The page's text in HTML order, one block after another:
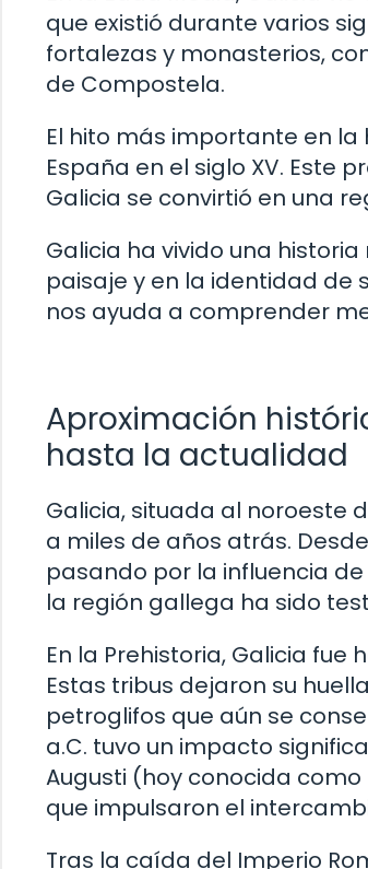
que existió durante varios
fortalezas y monasterios,
de Compostela.
El hito más importante en
España en el siglo XV. Este
Galicia se convirtió en una
Galicia ha vivido una
paisaje y en la identidad de
nos ayuda a comprender
Aproximación
hasta la actualidad
Galicia, situada al noroeste
a miles de años atrás.
pasando por la influencia
la región gallega ha sido
En la Prehistoria, Galicia
Estas tribus dejaron su
petroglifos que aún se
a.C. tuvo un impacto
Augusti (hoy conocida
que impulsaron el
Tras la caída del Imperio